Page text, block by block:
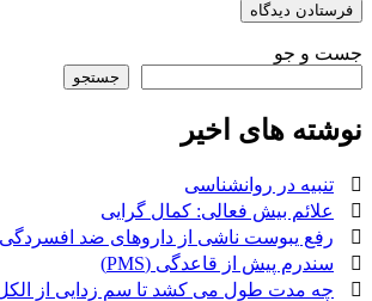
جست و جو
جستجو
نوشته های اخیر
تنبیه در روانشناسی
علائم بیش فعالی: کمال گرایی
رفع یبوست ناشی از داروهای ضد افسردگی
سندرم پیش از قاعدگی (PMS)
چه مدت طول می کشد تا سم زدایی از الکل